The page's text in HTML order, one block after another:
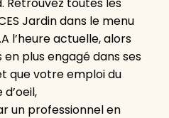
Retrouvez toutes les
Jardin dans le menu
l’heure actuelle, alors
plus engagé dans ses
que votre emploi du
un professionnel en